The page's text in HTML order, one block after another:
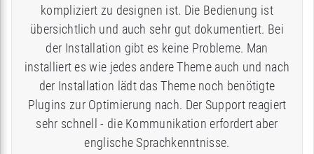
kompliziert zu designen ist. Die Bedienung ist
übersichtlich und auch sehr gut dokumentiert. Bei
der Installation gibt es keine Probleme. Man
installiert es wie jedes andere Theme auch und nach
der Installation lädt das Theme noch benötigte
Plugins zur Optimierung nach. Der Support reagiert
sehr schnell - die Kommunikation erfordert aber
englische Sprachkenntnisse.